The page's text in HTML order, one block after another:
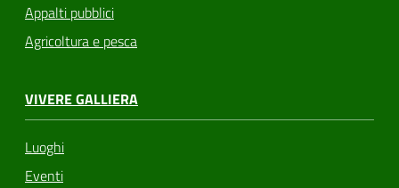
Appalti pubblici
Agricoltura e pesca
VIVERE GALLIERA
Luoghi
Eventi